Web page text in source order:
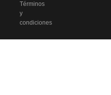
Términos
y
condiciones